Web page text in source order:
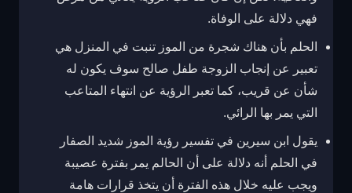
فهي دلالة على الوفاة.
الحلم بأن هناك شجرة من الموز تنبت في المنزل هي
تعبير عن إنجاب الزوجة طفل صالح سوف يكون له
شأن عن قريب، كما تعبر الرؤية عن انتهاء المتاعب
التي يمر بها الرائي.
يقول ابن سيرين في تفسير رؤية الموز شديد الصفار
في الحلم أنه دلالة على أن الحالم يمر بفترة عصيبة
ويجب عليه خلال هذه الفترة أن يتخذ قرارات هامة